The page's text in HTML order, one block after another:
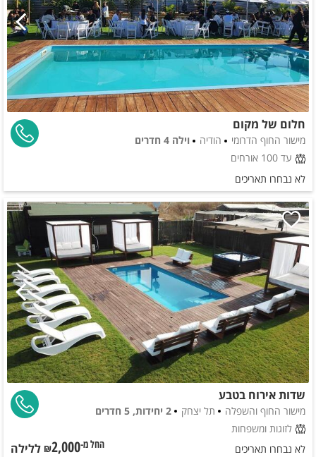
חלום של מקום
מישור החוף הדרומי הודיה
וילה 4 חדרים
עד 100 אורחים
לא נבחרו תאריכים
שדות אירוח בטבע
מישור החוף והשפלה תל יצחק
2 יחידות, 5 חדרים
לזוגות ומשפחות
לא נבחרו תאריכים
החל מ-₪2,000 ללילה